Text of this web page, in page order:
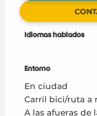
Idiomas hablados
Idiomas hablados
Entorno
Entorno
En ciudad
Carril bici/ruta a
A las afueras de